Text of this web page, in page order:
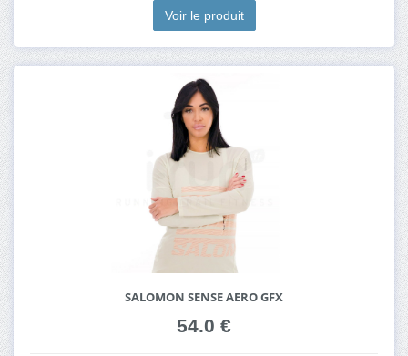
Voir le produit
SALOMON SENSE AERO GFX
54.0 €